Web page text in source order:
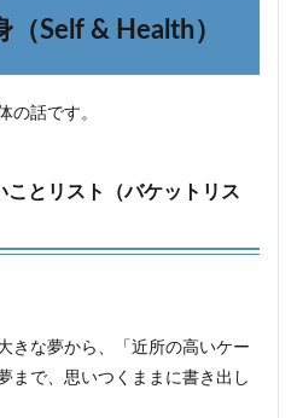
Self & Health）
の話です。
ことリスト（バケットリス
きな夢から、「近所の高いケー
まで、思いつくままに書き出し